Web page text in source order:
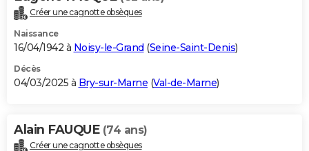
Créer une cagnotte obsèques
Naissance
16/04/1942 à Noisy-le-Grand (Seine-Saint-Denis)
Décès
04/03/2025 à Bry-sur-Marne (Val-de-Marne)
Alain FAUQUE (74 ans)
Créer une cagnotte obsèques